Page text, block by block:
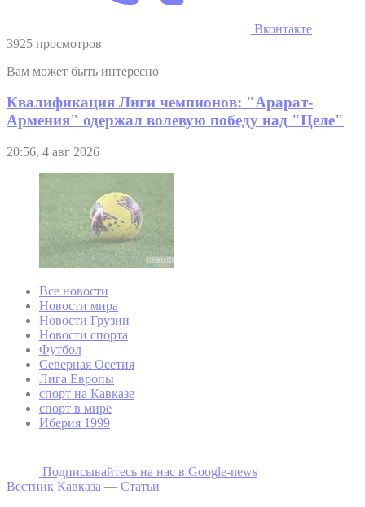
Вконтакте
3925 просмотров
Вам может быть интересно
Квалификация Лиги чемпионов: "Арарат-
Армения" одержал волевую победу над "Целе"
20:56, 4 авг 2026
Все новости
Новости мира
Новости Грузии
Новости спорта
Футбол
Северная Осетия
Лига Европы
спорт на Кавказе
спорт в мире
Иберия 1999
Подписывайтесь на наc в Google-news
Вестник Кавказа — Статьи